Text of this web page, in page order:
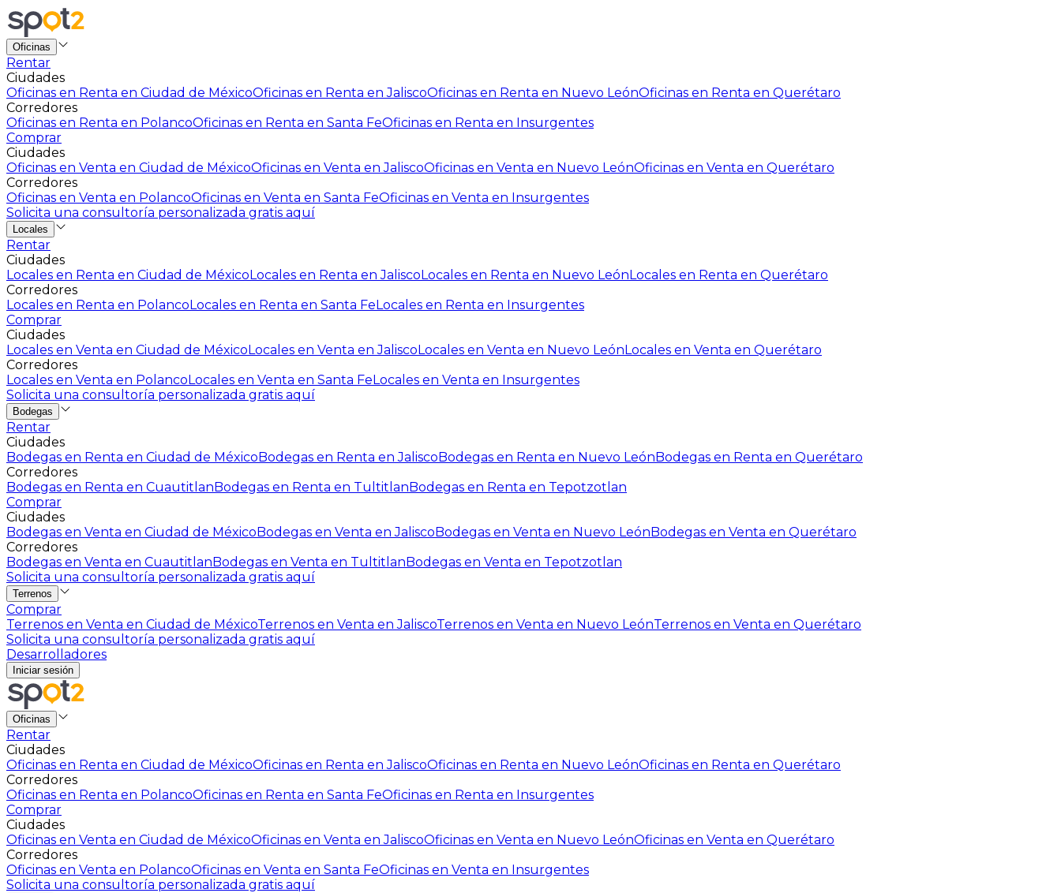
Oficinas
Rentar
Ciudades
Oficinas en Renta en Ciudad de MéxicoOficinas en Renta en JaliscoOficinas en Renta en Nuevo LeónOficinas en Renta en Querétaro
Corredores
Oficinas en Renta en PolancoOficinas en Renta en Santa FeOficinas en Renta en Insurgentes
Comprar
Ciudades
Oficinas en Venta en Ciudad de MéxicoOficinas en Venta en JaliscoOficinas en Venta en Nuevo LeónOficinas en Venta en Querétaro
Corredores
Oficinas en Venta en PolancoOficinas en Venta en Santa FeOficinas en Venta en Insurgentes
Solicita una consultoría personalizada gratis aquí
Locales
Rentar
Ciudades
Locales en Renta en Ciudad de MéxicoLocales en Renta en JaliscoLocales en Renta en Nuevo LeónLocales en Renta en Querétaro
Corredores
Locales en Renta en PolancoLocales en Renta en Santa FeLocales en Renta en Insurgentes
Comprar
Ciudades
Locales en Venta en Ciudad de MéxicoLocales en Venta en JaliscoLocales en Venta en Nuevo LeónLocales en Venta en Querétaro
Corredores
Locales en Venta en PolancoLocales en Venta en Santa FeLocales en Venta en Insurgentes
Solicita una consultoría personalizada gratis aquí
Bodegas
Rentar
Ciudades
Bodegas en Renta en Ciudad de MéxicoBodegas en Renta en JaliscoBodegas en Renta en Nuevo LeónBodegas en Renta en Querétaro
Corredores
Bodegas en Renta en CuautitlanBodegas en Renta en TultitlanBodegas en Renta en Tepotzotlan
Comprar
Ciudades
Bodegas en Venta en Ciudad de MéxicoBodegas en Venta en JaliscoBodegas en Venta en Nuevo LeónBodegas en Venta en Querétaro
Corredores
Bodegas en Venta en CuautitlanBodegas en Venta en TultitlanBodegas en Venta en Tepotzotlan
Solicita una consultoría personalizada gratis aquí
Terrenos
Comprar
Terrenos en Venta en Ciudad de MéxicoTerrenos en Venta en JaliscoTerrenos en Venta en Nuevo LeónTerrenos en Venta en Querétaro
Solicita una consultoría personalizada gratis aquí
Desarrolladores
Iniciar sesión
Oficinas
Rentar
Ciudades
Oficinas en Renta en Ciudad de MéxicoOficinas en Renta en JaliscoOficinas en Renta en Nuevo LeónOficinas en Renta en Querétaro
Corredores
Oficinas en Renta en PolancoOficinas en Renta en Santa FeOficinas en Renta en Insurgentes
Comprar
Ciudades
Oficinas en Venta en Ciudad de MéxicoOficinas en Venta en JaliscoOficinas en Venta en Nuevo LeónOficinas en Venta en Querétaro
Corredores
Oficinas en Venta en PolancoOficinas en Venta en Santa FeOficinas en Venta en Insurgentes
Solicita una consultoría personalizada gratis aquí